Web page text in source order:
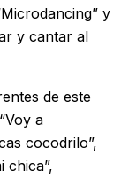
y
y cantar al
de este
a
cocodrilo”,
chica”,